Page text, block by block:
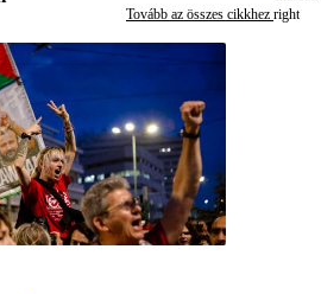
Tovább az összes cikkhez